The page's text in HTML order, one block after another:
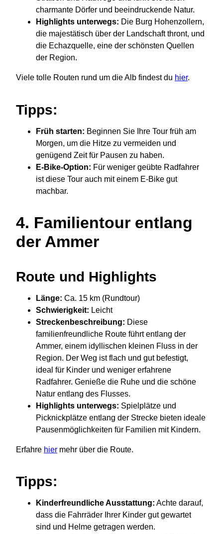
charmante Dörfer und beeindruckende Natur.
Highlights unterwegs: Die Burg Hohenzollern,
die majestätisch über der Landschaft thront, und
die Echazquelle, eine der schönsten Quellen
der Region.
Viele tolle Routen rund um die Alb findest du hier.
Tipps:
Früh starten: Beginnen Sie Ihre Tour früh am
Morgen, um die Hitze zu vermeiden und
genügend Zeit für Pausen zu haben.
E-Bike-Option: Für weniger geübte Radfahrer
ist diese Tour auch mit einem E-Bike gut
machbar.
4. Familientour entlang
der Ammer
Route und Highlights
Länge: Ca. 15 km (Rundtour)
Schwierigkeit: Leicht
Streckenbeschreibung: Diese
familienfreundliche Route führt entlang der
Ammer, einem idyllischen kleinen Fluss in der
Region. Der Weg ist flach und gut befestigt,
ideal für Kinder und weniger erfahrene
Radfahrer. Genieße die Ruhe und die schöne
Natur entlang des Flusses.
Highlights unterwegs: Spielplätze und
Picknickplätze entlang der Strecke bieten ideale
Pausenmöglichkeiten für Familien mit Kindern.
Erfahre hier mehr über die Route.
Tipps:
Kinderfreundliche Ausstattung: Achte darauf,
dass die Fahrräder Ihrer Kinder gut gewartet
sind und Helme getragen werden.